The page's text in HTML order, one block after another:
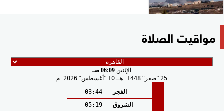
مواقيت الصلاة
الإثنين 06:09 صـ
25 صفر 1448 هـ 10 أغسطس 2026 م
الفجر
03:44
الشروق
05:19